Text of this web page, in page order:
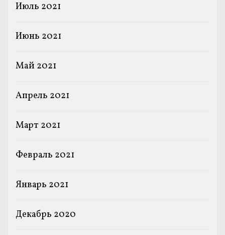
Июль 2021
Июнь 2021
Май 2021
Апрель 2021
Март 2021
Февраль 2021
Январь 2021
Декабрь 2020